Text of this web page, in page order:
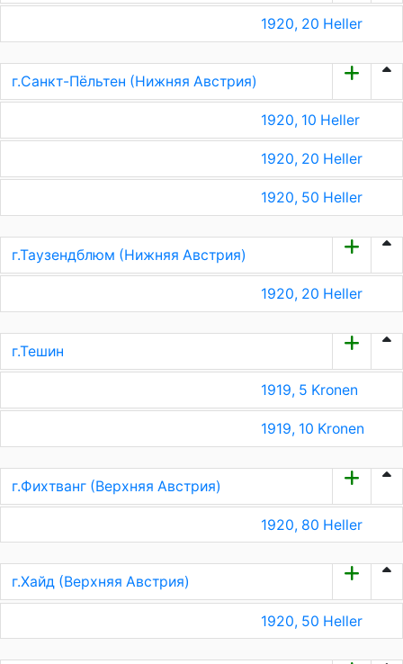
1920, 20 Heller
г.Санкт-Пёльтен (Нижняя Австрия)
1920, 10 Heller
1920, 20 Heller
1920, 50 Heller
г.Таузендблюм (Нижняя Австрия)
1920, 20 Heller
г.Тешин
1919, 5 Kronen
1919, 10 Kronen
г.Фихтванг (Верхняя Австрия)
1920, 80 Heller
г.Хайд (Верхняя Австрия)
1920, 50 Heller